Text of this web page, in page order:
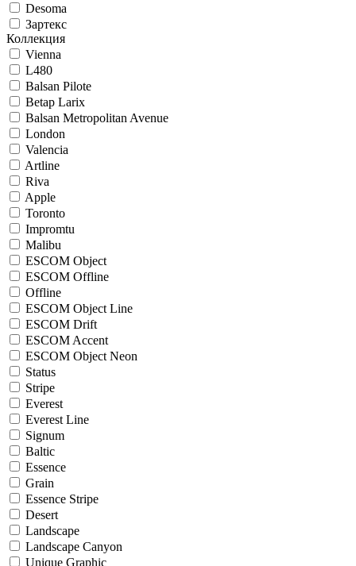
Desoma
Зартекс
Коллекция
Vienna
L480
Balsan Pilote
Betap Larix
Balsan Metropolitan Avenue
London
Valencia
Artline
Riva
Apple
Toronto
Impromtu
Malibu
ESCOM Object
ESCOM Offline
Offline
ESCOM Object Line
ESCOM Drift
ESCOM Accent
ESCOM Object Neon
Status
Stripe
Everest
Everest Line
Signum
Baltic
Essence
Grain
Essence Stripe
Desert
Landscape
Landscape Canyon
Unique Graphic